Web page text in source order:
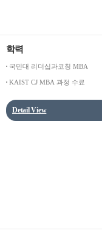
학력
국민대 리더십과코칭 MBA
KAIST CJ MBA 과정 수료
Detail View